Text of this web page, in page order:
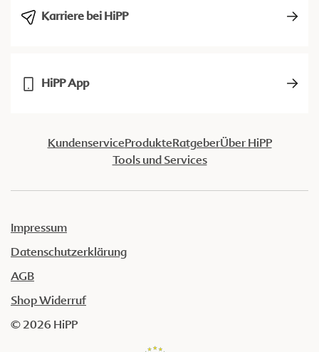
Karriere bei HiPP
HiPP App
KundenserviceProdukteRatgeberÜber HiPP
Tools und Services
Impressum
Datenschutzerklärung
AGB
Shop Widerruf
© 2026 HiPP